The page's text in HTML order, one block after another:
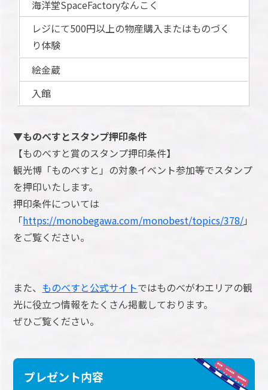
海洋堂SpaceFactoryなんこく
レジにて500円以上の物産購入またはものづく
り体験
絵金蔵
入館
▼ものべすとスタンプ押印条件
【ものべすと賞のスタンプ押印条件】
観光博「ものべすと」の対象イベント参加等でスタンプ
を押印いたします。
押印条件については
「https://monobegawa.com/monobest/topics/378/」
をご覧ください。
また、 ものべすと公式サイトではものべがわエリアの観
光に役立つ情報をたくさん掲載しております。
ぜひご覧ください。
プレゼント内容